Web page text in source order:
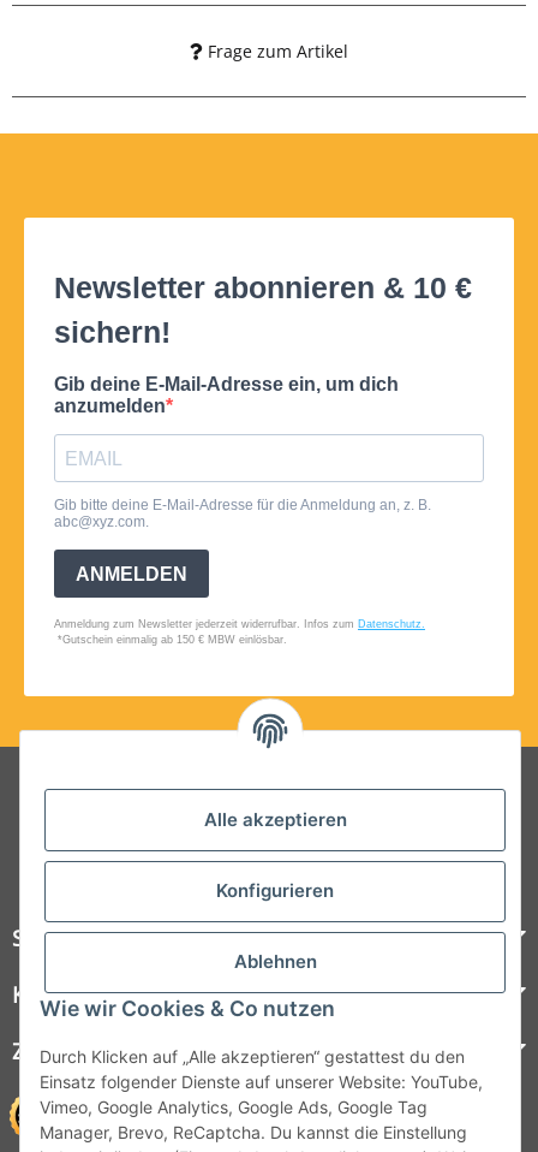
Alle akzeptieren
Konfigurieren
Ablehnen
Wie wir Cookies & Co nutzen
Durch Klicken auf „Alle akzeptieren“ gestattest du den
Einsatz folgender Dienste auf unserer Website: YouTube,
Vimeo, Google Analytics, Google Ads, Google Tag
Manager, Brevo, ReCaptcha. Du kannst die Einstellung
Frage zum Artikel
Folgt uns auf Social Media
Steelboxx
Kundenservice
Zahlungsmöglichkeiten